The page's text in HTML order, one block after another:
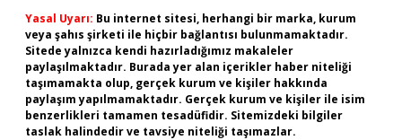
Yasal Uyarı: Bu internet sitesi, herhangi bir marka, kurum
veya şahıs şirketi ile hiçbir bağlantısı bulunmamaktadır.
Sitede yalnızca kendi hazırladığımız makaleler
paylaşılmaktadır. Burada yer alan içerikler haber niteliği
taşımamakta olup, gerçek kurum ve kişiler hakkında
paylaşım yapılmamaktadır. Gerçek kurum ve kişiler ile isim
benzerlikleri tamamen tesadüfidir. Sitemizdeki bilgiler
taslak halindedir ve tavsiye niteliği taşımazlar.